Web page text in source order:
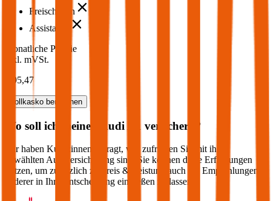
Freischaden
Assistance
Monatliche Prämie
inkl. mVSt.
€ 95,47
Vollkasko berechnen
Wo soll ich meinen Audi versichern?
Wir haben Kund:innen befragt, wie zufrieden Sie mit ihrer
gewählten Autoversicherung sind. Sie können diese Erfahrungen
nutzen, um zusätzlich zu Preis & Leistung auch die Empfehlungen
anderer in Ihre Entscheidung einfließen zu lassen: